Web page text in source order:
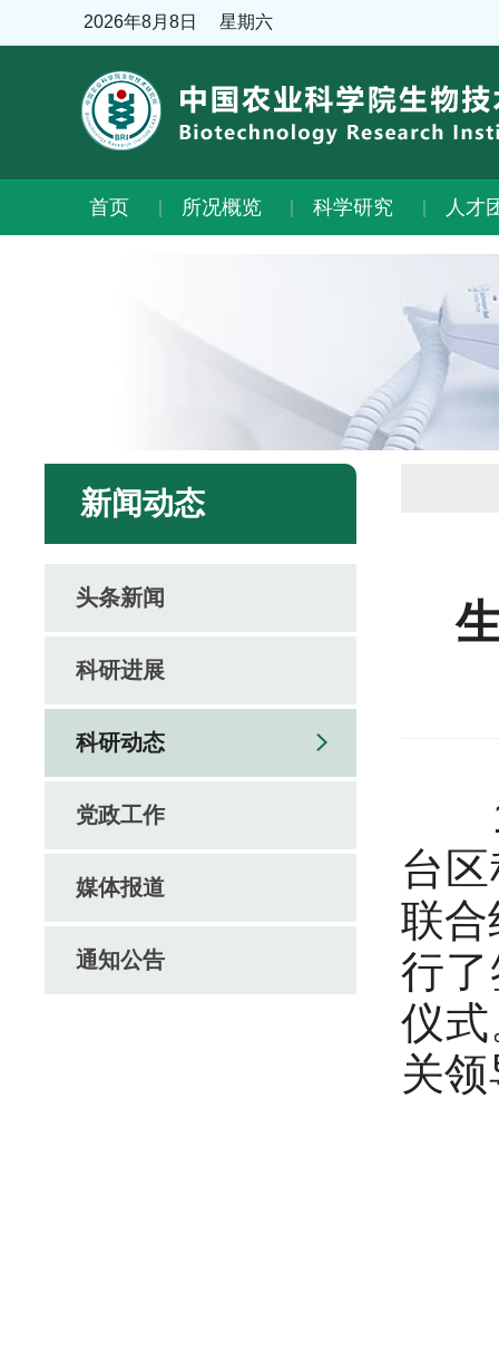
2026年8月8日 星期六
首页 所况概览 科学研究 人才
新闻动态
头条新闻
科研进展
科研动态
党政工作
媒体报道
通知公告
12
台
联合
行
仪
关